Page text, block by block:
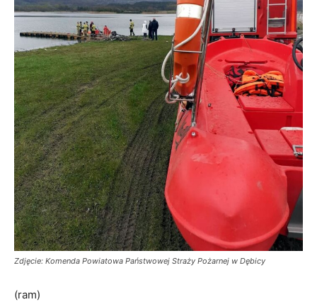
Zdjęcie: Komenda Powiatowa Państwowej Straży Pożarnej w Dębicy
(ram)